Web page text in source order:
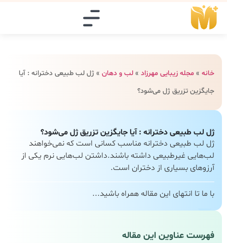
خانه » مجله زیبایی مهرزاد » لب و دهان » ژل لب طبیعی دخترانه : آیا
جایگزین تزریق ژل می‌شود؟
ژل لب طبیعی دخترانه : آیا جایگزین تزریق ژل می‌شود؟
ژل لب طبیعی دخترانه مناسب کسانی است که نمی‌خواهند
لب‌هایی غیرطبیعی داشته باشند.داشتن لب‌هایی نرم یکی از
آرزوهای بسیاری از دختران است.
با ما تا انتهای این مقاله همراه باشید...
فهرست عناوین این مقاله